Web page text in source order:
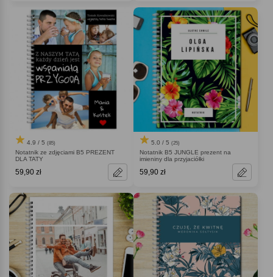
4.9 / 5 (85)
Notatnik ze zdjęciami B5 PREZENT
DLA TATY
59,90 zł
5.0 / 5 (25)
Notatnik B5 JUNGLE prezent na
imieniny dla przyjaciółki
59,90 zł